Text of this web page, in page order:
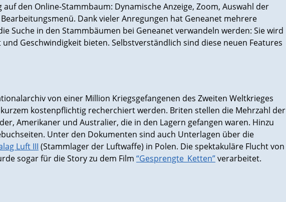
auf den Online-Stammbaum: Dynamische Anzeige, Zoom, Auswahl der
Dank vieler Anregungen hat Geneanet mehrere
Suche in den Stammbäumen bei Geneanet verwandeln werden: Sie wird
Geschwindigkeit bieten. Selbstverständlich sind diese neuen Features
von einer Million Kriegsgefangenen des Zweiten Weltkrieges
kostenpflichtig recherchiert werden. Briten stellen die Mehrzahl der
Amerikaner und Australier, die in den Lagern gefangen waren. Hinzu
Unter den Dokumenten sind auch Unterlagen über die
Luft III (Stammlager der Luftwaffe) in Polen. Die spektakuläre Flucht von
sogar für die Story zu dem Film “Gesprengte_Ketten”verarbeitet.